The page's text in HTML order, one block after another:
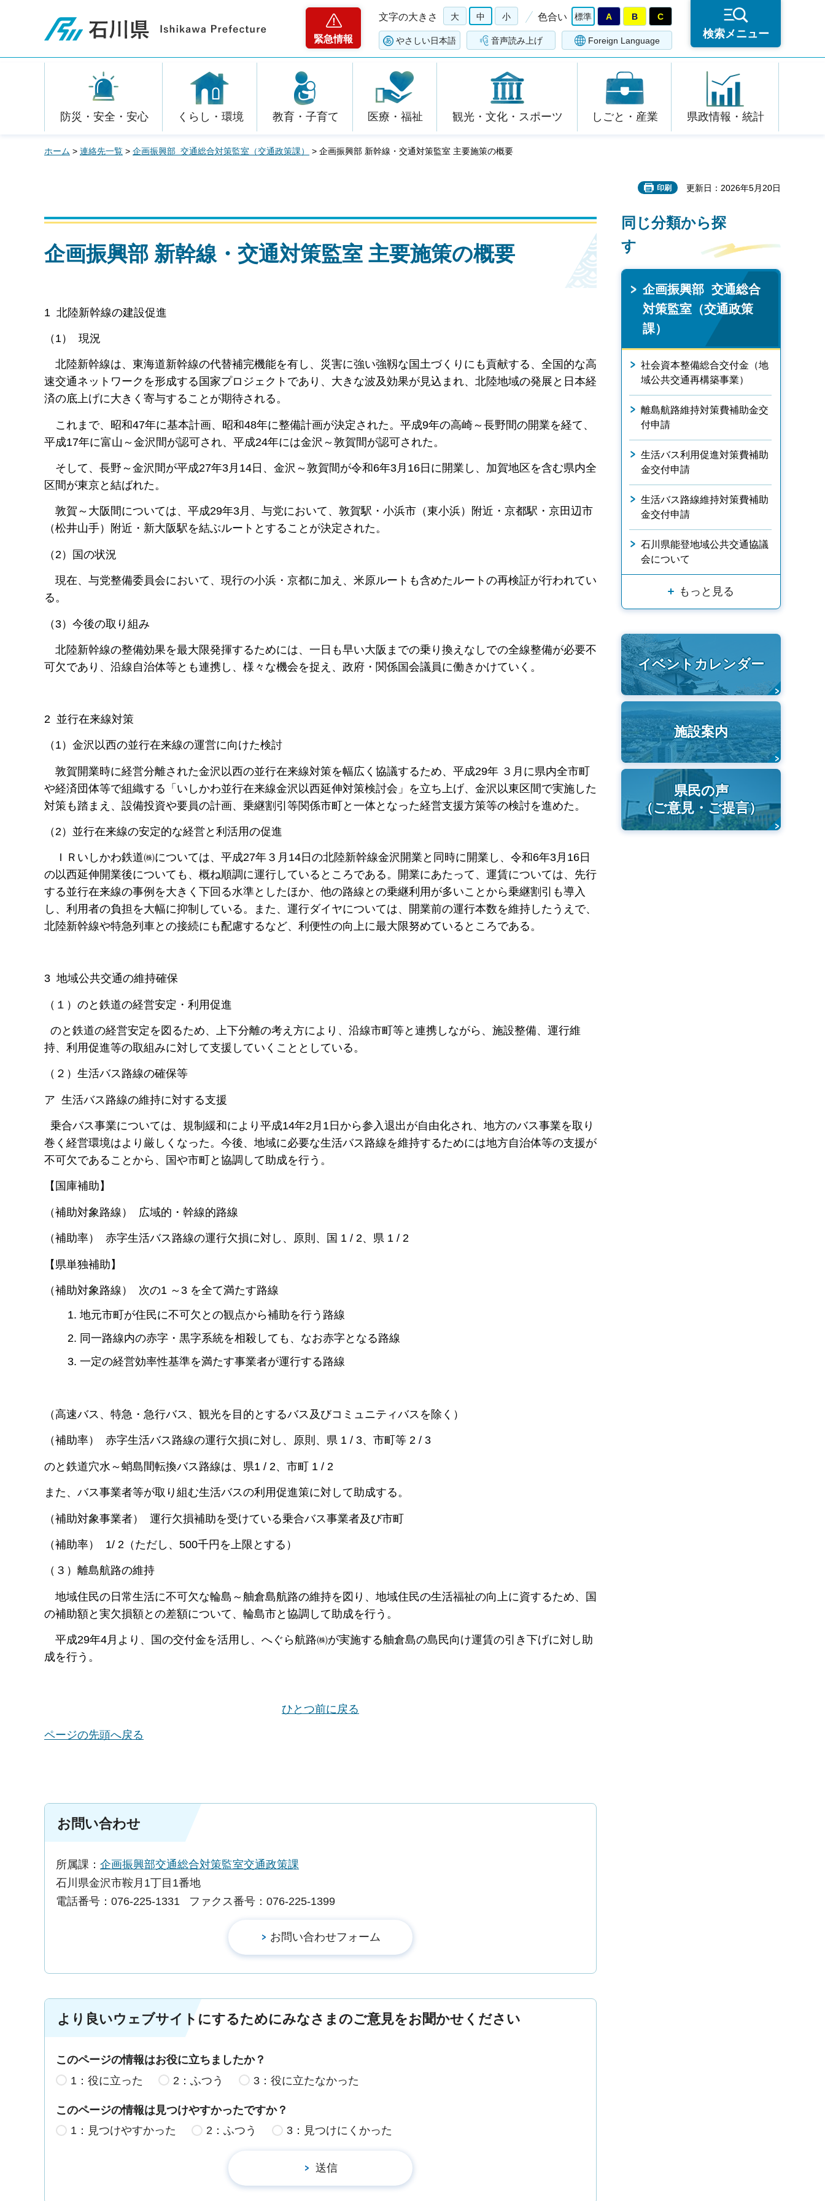
石川県
緊急情報
文字の大きさ 大 中 小 色合い 標準 A B C
やさしい日本語 音声読み上げ Foreign Language
検索メニュー
防災・安全・安心 くらし・環境 教育・子育て 医療・福祉 観光・文化・スポーツ しごと・産業 県政情報・統計
ホーム > 連絡先一覧 > 企画振興部 交通総合対策監室（交通政策課） > 企画振興部 新幹線・交通対策監室 主要施策の概要
印刷 更新日：2026年5月20日
企画振興部 新幹線・交通対策監室 主要施策の概要
1 北陸新幹線の建設促進
（1） 現況
北陸新幹線は、東海道新幹線の代替補完機能を有し、災害に強い強靱な国土づくりにも貢献する、全国的な高
速交通ネットワークを形成する国家プロジェクトであり、大きな波及効果が見込まれ、北陸地域の発展と日本経
済の底上げに大きく寄与することが期待される。
これまで、昭和47年に基本計画、昭和48年に整備計画が決定された。平成9年の高崎～長野間の開業を経て、
平成17年に富山～金沢間が認可され、平成24年には金沢～敦賀間が認可された。
そして、長野～金沢間が平成27年3月14日、金沢～敦賀間が令和6年3月16日に開業し、加賀地区を含む県内全
区間が東京と結ばれた。
敦賀～大阪間については、平成29年3月、与党において、敦賀駅・小浜市（東小浜）附近・京都駅・京田辺市
（松井山手）附近・新大阪駅を結ぶルートとすることが決定された。
（2）国の状況
現在、与党整備委員会において、現行の小浜・京都に加え、米原ルートも含めたルートの再検証が行われてい
る。
（3）今後の取り組み
北陸新幹線の整備効果を最大限発揮するためには、一日も早い大阪までの乗り換えなしでの全線整備が必要不
可欠であり、沿線自治体等とも連携し、様々な機会を捉え、政府・関係国会議員に働きかけていく。
2 並行在来線対策
（1）金沢以西の並行在来線の運営に向けた検討
敦賀開業時に経営分離された金沢以西の並行在来線対策を幅広く協議するため、平成29年 ３月に県内全市町
や経済団体等で組織する「いしかわ並行在来線金沢以西延伸対策検討会」を立ち上げ、金沢以東区間で実施した
対策も踏まえ、設備投資や要員の計画、乗継割引等関係市町と一体となった経営支援方策等の検討を進めた。
（2）並行在来線の安定的な経営と利活用の促進
ＩＲいしかわ鉄道㈱については、平成27年３月14日の北陸新幹線金沢開業と同時に開業し、令和6年3月16日
の以西延伸開業後についても、概ね順調に運行しているところである。開業にあたって、運賃については、先行
する並行在来線の事例を大きく下回る水準としたほか、他の路線との乗継利用が多いことから乗継割引も導入
し、利用者の負担を大幅に抑制している。また、運行ダイヤについては、開業前の運行本数を維持したうえで、
北陸新幹線や特急列車との接続にも配慮するなど、利便性の向上に最大限努めているところである。
3 地域公共交通の維持確保
（１）のと鉄道の経営安定・利用促進
のと鉄道の経営安定を図るため、上下分離の考え方により、沿線市町等と連携しながら、施設整備、運行維
持、利用促進等の取組みに対して支援していくこととしている。
（２）生活バス路線の確保等
ア 生活バス路線の維持に対する支援
乗合バス事業については、規制緩和により平成14年2月1日から参入退出が自由化され、地方のバス事業を取り
巻く経営環境はより厳しくなった。今後、地域に必要な生活バス路線を維持するためには地方自治体等の支援が
不可欠であることから、国や市町と協調して助成を行う。
【国庫補助】
（補助対象路線） 広域的・幹線的路線
（補助率） 赤字生活バス路線の運行欠損に対し、原則、国 1 / 2、県 1 / 2
【県単独補助】
（補助対象路線） 次の1 ～3 を全て満たす路線
地元市町が住民に不可欠との観点から補助を行う路線
同一路線内の赤字・黒字系統を相殺しても、なお赤字となる路線
一定の経営効率性基準を満たす事業者が運行する路線
（高速バス、特急・急行バス、観光を目的とするバス及びコミュニティバスを除く）
（補助率） 赤字生活バス路線の運行欠損に対し、原則、県 1 / 3、市町等 2 / 3
のと鉄道穴水～蛸島間転換バス路線は、県1 / 2、市町 1 / 2
また、バス事業者等が取り組む生活バスの利用促進策に対して助成する。
（補助対象事業者） 運行欠損補助を受けている乗合バス事業者及び市町
（補助率） 1/ 2（ただし、500千円を上限とする）
（３）離島航路の維持
地域住民の日常生活に不可欠な輪島～舳倉島航路の維持を図り、地域住民の生活福祉の向上に資するため、国
の補助額と実欠損額との差額について、輪島市と協調して助成を行う。
平成29年4月より、国の交付金を活用し、へぐら航路㈱が実施する舳倉島の島民向け運賃の引き下げに対し助
成を行う。
ひとつ前に戻る
ページの先頭へ戻る
お問い合わせ
所属課： 企画振興部交通総合対策監室交通政策課
石川県金沢市鞍月1丁目1番地
電話番号：076-225-1331
ファクス番号：076-225-1399
より良いウェブサイトにするためにみなさまのご意見をお聞かせください
このページの情報はお役に立ちましたか？
1：役に立った
2：ふつう 3：役に立たなかった
このページの情報は見つけやすかったですか？
1：見つけやすかった
2：ふつう 3：見つけにくかった
同じ分類から探
す
企画振興部 交通総合
対策監室（交通政策
課）
社会資本整備総合交付金（地
域公共交通再構築事業）
離島航路維持対策費補助金交
付申請
生活バス利用促進対策費補助
金交付申請
生活バス路線維持対策費補助
金交付申請
石川県能登地域公共交通協議
会について
もっと見る
イベントカレンダー
施設案内
県民の声
（ご意見・ご提言）